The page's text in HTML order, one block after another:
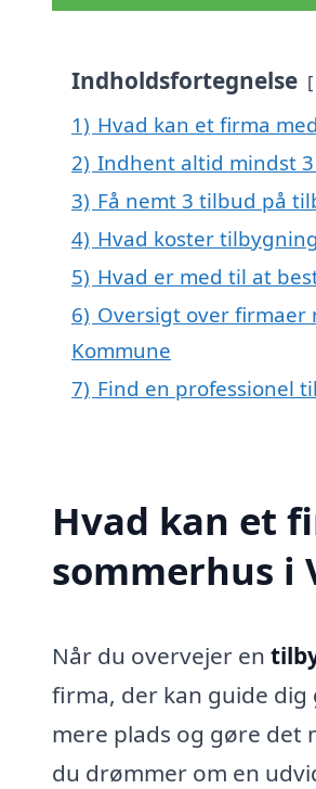
Indholdsfortegnelse
1) Hvad kan et firma
2) Indhent altid mindst
3) Få nemt 3 tilbud på
4) Hvad koster
5) Hvad er med til at
6) Oversigt over firmaer
Kommune
7) Find en professionel
Hvad kan et
sommerhus i
Når du overvejer en
firma, der kan guide dig
mere plads og gøre det
du drømmer om en